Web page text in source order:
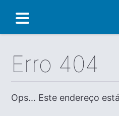
Erro 404
Ops... Este endereço